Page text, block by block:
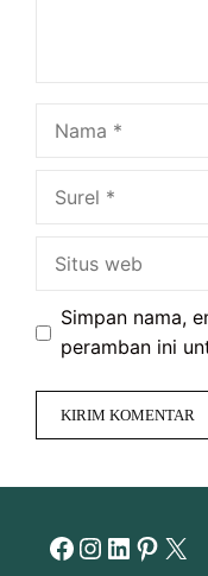
Simpan nama,
peramban ini
Facebook
Instagram
LinkedIn
X